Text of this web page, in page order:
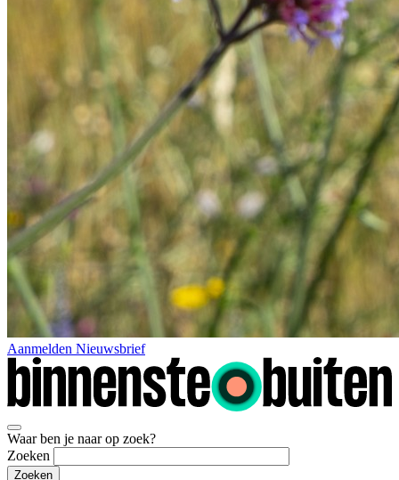
Aanmelden Nieuwsbrief
Waar ben je naar op zoek?
Zoeken